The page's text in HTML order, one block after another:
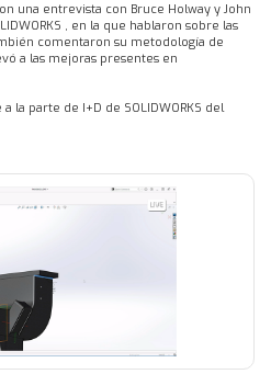
una entrevista con Bruce Holway y John
, en la que hablaron sobre las
comentaron su metodología de
a las mejoras presentes en
la parte de I+D de SOLIDWORKS del